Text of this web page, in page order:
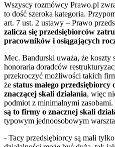
Wszyscy rozmówcy Prawo.pl
to dość szeroka kategoria.
art. 7 ust. 2 ustawy – Prawo
zalicza się przedsiębiorców
pracowników i osiągających
Mec. Bandurski uważa, że koszty
honoraria doradców
przekroczyć możliwości takich
że status małego
znaczącej skali działania, więc
podmiot z minimalnymi
są to firmy o znacznej skali
typowym jednoosobowym
- Tacy przedsiębiorcy są mali